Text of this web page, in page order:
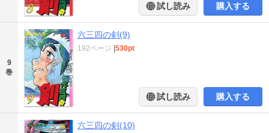
試し読み 購入する
9
巻
六三四の剣(9)
192ページ |530pt
試し読み 購入する
六三四の剣(10)